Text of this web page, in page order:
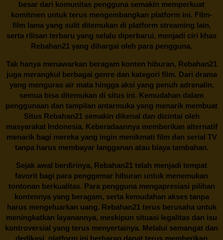
besar dari komunitas pengguna semakin memperkuat
komitmen untuk terus mengembangkan platform ini. Film-
film lama yang sulit ditemukan di platform streaming lain,
serta rilisan terbaru yang selalu diperbarui, menjadi ciri khas
Rebahan21 yang dihargai oleh para pengguna.
Tak hanya menawarkan beragam konten hiburan, Rebahan21
juga merangkul berbagai genre dan kategori film. Dari drama
yang menguras air mata hingga aksi yang penuh adrenalin,
semua bisa ditemukan di situs ini. Kemudahan dalam
penggunaan dan tampilan antarmuka yang menarik membuat
Situs Rebahan21semakin dikenal dan dicintai oleh
masyarakat Indonesia. Keberadaannya memberikan alternatif
menarik bagi mereka yang ingin menikmati film dan serial TV
tanpa harus membayar langganan atau biaya tambahan.
Sejak awal berdirinya, Rebahan21 telah menjadi tempat
favorit bagi para penggemar hiburan untuk menemukan
tontonan berkualitas. Para pengguna mengapresiasi pilihan
kontennya yang beragam, serta kemudahan akses tanpa
harus mengeluarkan uang. Rebahan21terus berusaha untuk
meningkatkan layanannya, meskipun situasi legalitas dan isu
kontroversial yang terus menyertainya. Melalui semangat dan
dedikasi, platform ini berharap dapat terus memberikan